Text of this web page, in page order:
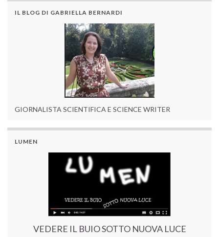
IL BLOG DI GABRIELLA BERNARDI
GIORNALISTA SCIENTIFICA E SCIENCE WRITER
LUMEN
VEDERE IL BUIO SOTTO NUOVA LUCE